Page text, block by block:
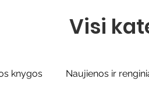
Visi
knygos Naujienos ir